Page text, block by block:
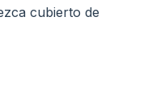
cubierto de